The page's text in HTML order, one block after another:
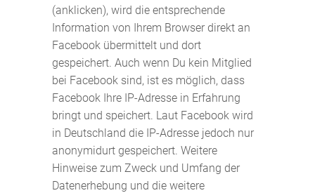
(anklicken), wird die entsprechende
Information von Ihrem Browser direkt an
Facebook übermittelt und dort
gespeichert. Auch wenn Du kein Mitglied
bei Facebook sind, ist es möglich, dass
Facebook Ihre IP-Adresse in Erfahrung
bringt und speichert. Laut Facebook wird
in Deutschland die IP-Adresse jedoch nur
anonymidurt gespeichert. Weitere
Hinweise zum Zweck und Umfang der
Datenerhebung und die weitere